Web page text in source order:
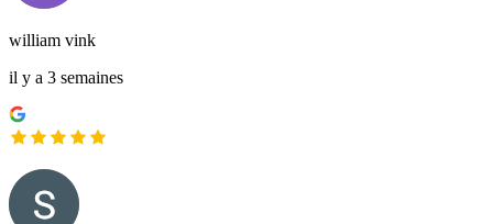
william vink
il y a 3 semaines